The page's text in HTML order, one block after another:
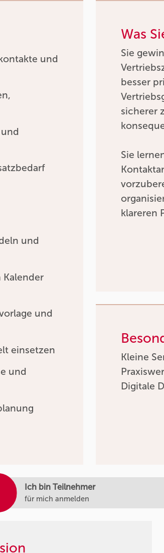
Ich bin Teilnehmer
für mich anmelden
und
und
und
einsetzen
und
Was
Sie
besser
sicherer
Sie
klareren
Kleine
Digitale